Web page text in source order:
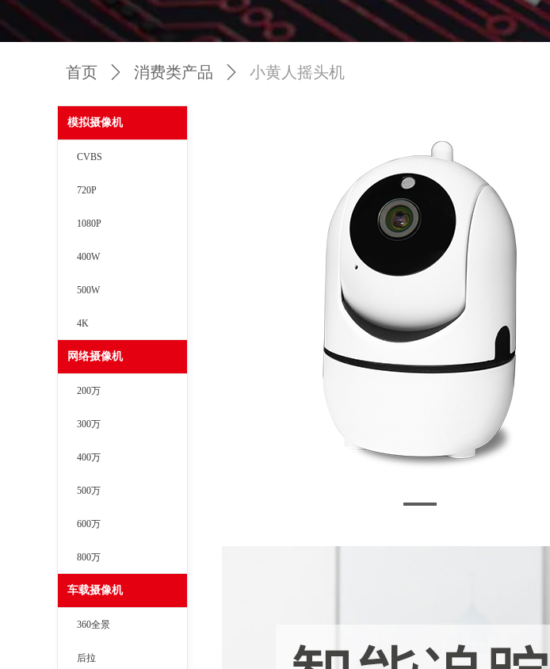
模拟摄像机
CVBS
720P
1080P
400W
500W
4K
网络摄像机
200万
300万
400万
500万
600万
800万
车载摄像机
360全景
后拉
首页 ꄲ 消费类产品 ꄲ 小黄人摇头机